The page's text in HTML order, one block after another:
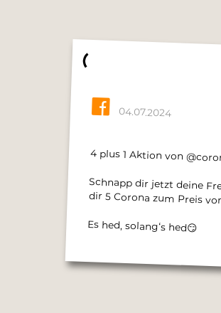
04.07.2024
4 plus 1 Aktion von
Schnapp dir jetzt deine
dir 5 Corona zum Preis
Es hed, solang‘s hed😏